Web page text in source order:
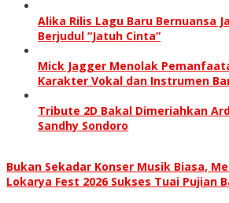
Alika Rilis Lagu Baru Bernuansa
Berjudul “Jatuh Cinta”
Mick Jagger Menolak
Karakter Vokal dan Instrumen
Tribute 2D Bakal Dimeriahkan
Sandhy Sondoro
Bukan Sekadar Konser Musik Biasa,
Lokarya Fest 2026 Sukses Tuai Pujian